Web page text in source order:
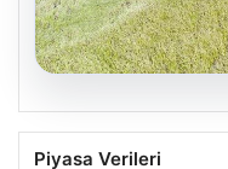
Tarımsal
Piyasa Verileri